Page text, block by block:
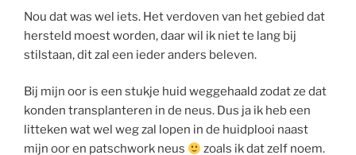
Nou dat was wel iets. Het verdoven van het gebied dat
hersteld moest worden, daar wil ik niet te lang bij
stilstaan, dit zal een ieder anders beleven.
Bij mijn oor is een stukje huid weggehaald zodat ze dat
konden transplanteren in de neus. Dus ja ik heb een
litteken wat wel weg zal lopen in de huidplooi naast
mijn oor en patschwork neus
zoals ik dat zelf noem.